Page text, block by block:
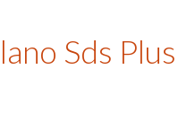
Sds Plus